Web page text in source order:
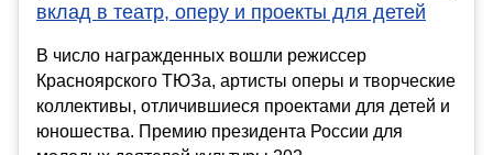
вклад в театр, оперу и проекты для детей
В число награжденных вошли режиссер
Красноярского ТЮЗа, артисты оперы и творческие
коллективы, отличившиеся проектами для детей и
юношества. Премию президента России для